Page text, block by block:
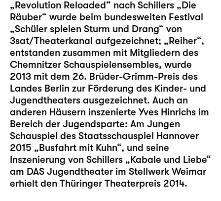
„Revolution Reloaded“ nach Schillers „Die
Räuber“ wurde beim bundesweiten Festival
„Schüler spielen Sturm und Drang“ von
3sat/Theaterkanal aufgezeichnet; „Reiher“,
entstanden zusammen mit Mitgliedern des
Chemnitzer Schauspielensembles, wurde
2013 mit dem 26. Brüder-Grimm-Preis des
Landes Berlin zur Förderung des Kinder- und
Jugendtheaters ausgezeichnet. Auch an
anderen Häusern inszenierte Yves Hinrichs im
Bereich der Jugendsparte: Am Jungen
Schauspiel des Staatsschauspiel Hannover
2015 „Busfahrt mit Kuhn“, und seine
Inszenierung von Schillers „Kabale und Liebe“
am DAS Jugendtheater im Stellwerk Weimar
erhielt den Thüringer Theaterpreis 2014.